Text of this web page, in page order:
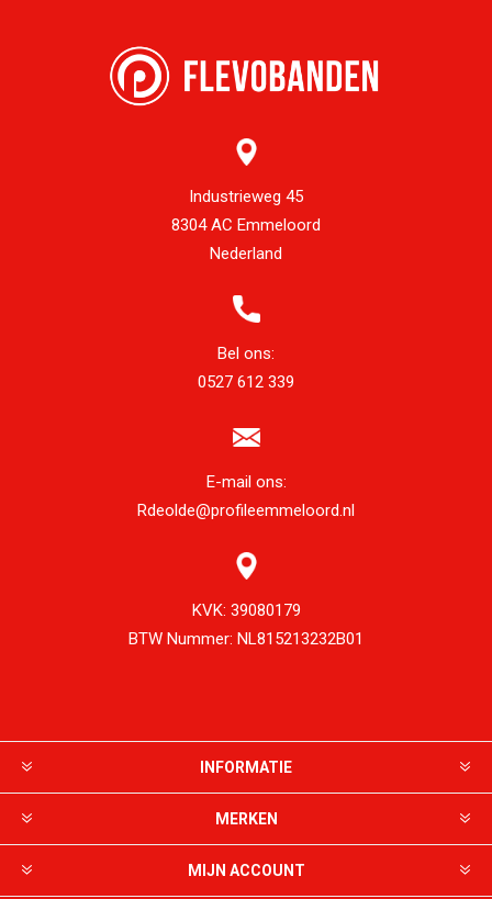
Industrieweg 45
8304 AC Emmeloord
Nederland
Bel ons:
0527 612 339
E-mail ons:
Rdeolde@profileemmeloord.nl
KVK: 39080179
BTW Nummer: NL815213232B01
INFORMATIE
MERKEN
MIJN ACCOUNT